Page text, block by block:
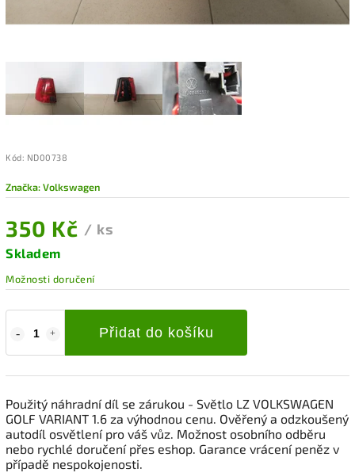
Kód: ND00738
Značka:Volkswagen
350 Kč / ks
Skladem
Možnosti doručení
Přidat do košíku
Použitý náhradní díl se zárukou - Světlo LZ VOLKSWAGEN
GOLF VARIANT 1.6 za výhodnou cenu. Ověřený a odzkoušený
autodíl osvětlení pro váš vůz. Možnost osobního odběru
nebo rychlé doručení přes eshop. Garance vrácení peněz v
případě nespokojenosti.